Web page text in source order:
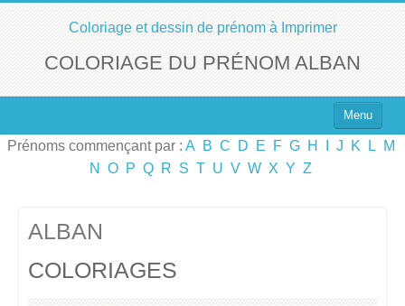
Coloriage et dessin de prénom à Imprimer
COLORIAGE DU PRÉNOM ALBAN
Menu
Top 100 des Prénoms
Prénoms commençant par : A B C D E F G H J K L
M
N
O P Q R S T U V W X Y Z
ALBAN
COLORIAGES